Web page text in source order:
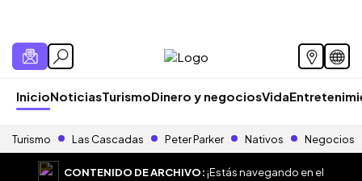
InicioNoticiasTurismoDinero y negociosVida
Turismo Las Cascadas Peter Parker Nativos Negocios
CONTENIDO DE ARCHIVO:¡Estás navegando en el